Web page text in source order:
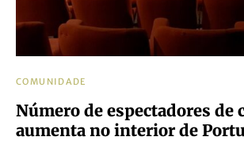
COMUNIDADE
Número de espectadores de
aumenta no interior de